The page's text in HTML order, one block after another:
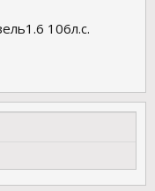
106л.с.